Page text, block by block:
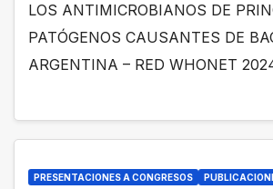
LOS ANTIMICROBIANOS DE
PATÓGENOS CAUSANTES DE
ARGENTINA – RED WHONET
PRESENTACIONES A CONGRESOS